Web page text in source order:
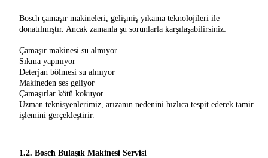
Bosch çamaşır makineleri, gelişmiş yıkama teknolojileri ile
donatılmıştır. Ancak zamanla şu sorunlarla karşılaşabilirsiniz:
Çamaşır makinesi su almıyor
Sıkma yapmıyor
Deterjan bölmesi su almıyor
Makineden ses geliyor
Çamaşırlar kötü kokuyor
Uzman teknisyenlerimiz, arızanın nedenini hızlıca tespit ederek tamir
işlemini gerçekleştirir.
1.2. Bosch Bulaşık Makinesi Servisi